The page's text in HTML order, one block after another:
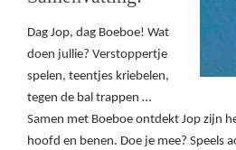
Dag Jop, dag Boeboe! Wat
doen jullie? Verstoppertje
spelen, teentjes kriebelen,
tegen de bal trappen …
Samen met Boeboe ontdekt Jop zijn
hoofd en benen. Doe je mee? Speels